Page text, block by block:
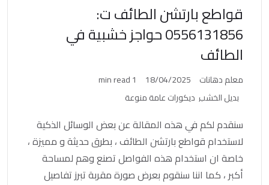
قواطع بارتشن الطائف ت:
0556131856 حواجز خشبية في
الطائف
معلم دهانات 18/04/2025
1 min read
بديل الخشب ديكورات عامة منوعة
سنقدم لكم في هذه المقالة عن بعض الوسائل الذكية
لاستخدام قواطع بارتشن الطائف ، بطرق حديثة و مميزة ،
خاصة ان استخدام هذه الفواصل تصنع وهم لمساحة
أكبر ، كما اننا سنقوم بعرض صورة مقربة تبرز تفاصيل